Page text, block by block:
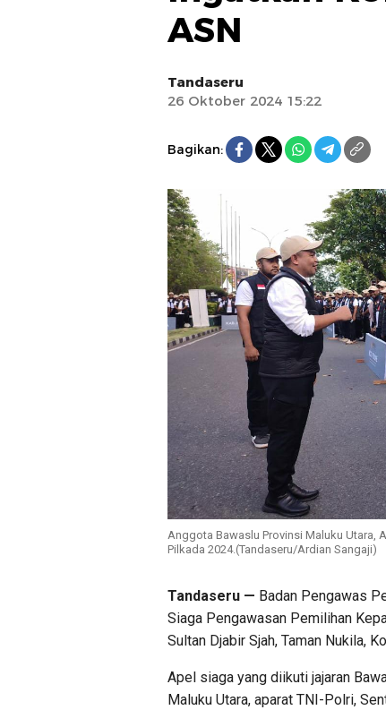
ASN
Tandaseru
26 Oktober 2024 15:22
Bagikan:
Anggota Bawaslu Provinsi Maluku Utara,
Pilkada 2024.(Tandaseru/Ardian Sangaji)
Tandaseru — Badan Pengawas
Siaga Pengawasan Pemilihan
Sultan Djabir Sjah, Taman Nukila,
Apel siaga yang diikuti jajaran
Maluku Utara, aparat TNI-Polri,